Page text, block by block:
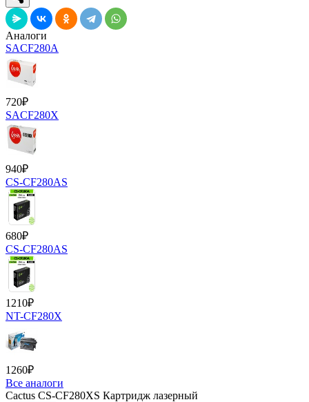
Аналоги
SACF280A
720₽
SACF280X
940₽
CS-CF280AS
680₽
CS-CF280AS
1210₽
NT-CF280X
1260₽
Все аналоги
Cactus CS-CF280XS Картридж лазерный